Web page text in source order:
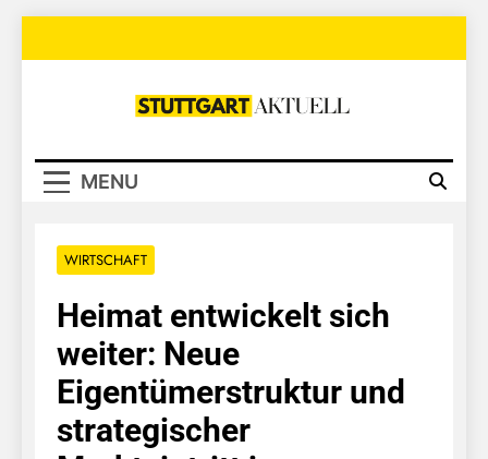
Stuttgart
MENU
WIRTSCHAFT
Heimat entwickelt sich
weiter: Neue
Eigentümerstruktur und
strategischer